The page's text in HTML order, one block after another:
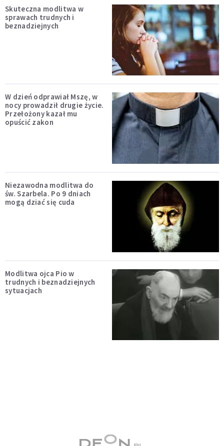
Skuteczna modlitwa w
sprawach trudnych i
beznadziejnych
W dzień odprawiał Mszę, w
nocy prowadził drugie życie.
Przełożony kazał mu
opuścić zakon
Niezawodna modlitwa do
św. Szarbela. Po 9 dniach
mogą dziać się cuda
Modlitwa ojca Pio w
trudnych i beznadziejnych
sytuacjach